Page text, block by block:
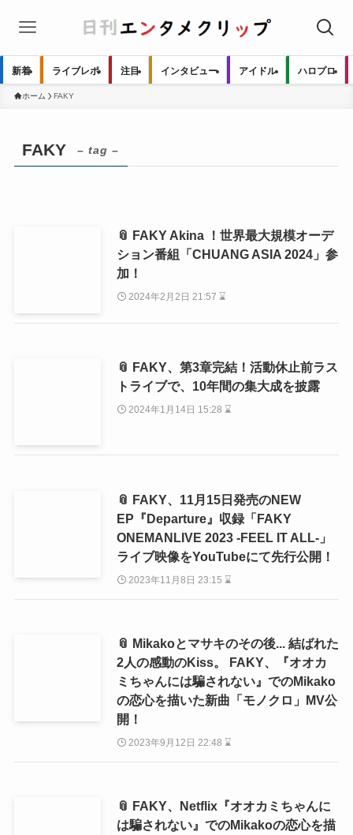
新着 ライブレポ 注目 インタビュー アイドル ハロプロ
ホーム FAKY
FAKY – tag –
📎 FAKY Akina ！世界最大規模オーデ
ション番組「CHUANG ASIA 2024」参
加！
2024年2月2日 21:57 ⌛
📎 FAKY、第3章完結！活動休止前ラス
トライブで、10年間の集大成を披露
2024年1月14日 15:28 ⌛
📎 FAKY、11月15日発売のNEW
EP『Departure』収録「FAKY
ONEMANLIVE 2023 -FEEL IT ALL-」
ライブ映像をYouTubeにて先行公開！
2023年11月8日 23:15 ⌛
📎 Mikakoとマサキのその後... 結ばれた
2人の感動のKiss。 FAKY、『オオカ
ミちゃんには騙されない』でのMikako
の恋心を描いた新曲「モノクロ」MV公
開！
2023年9月12日 22:48 ⌛
📎 FAKY、Netflix『オオカミちゃんに
は騙されない』でのMikakoの恋心を描